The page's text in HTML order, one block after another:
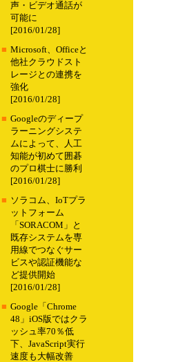
声・ビデオ通話が
可能に
[2016/01/28]
■ Microsoft、Officeと
他社クラウドスト
レージとの連携を
強化
[2016/01/28]
■ Googleのディープ
ラーニングシステ
ムによって、人工
知能が初めて囲碁
のプロ棋士に勝利
[2016/01/28]
■ ソラコム、IoTプラ
ットフォーム
「SORACOM」と
既存システムを専
用線でつなぐサー
ビスや認証機能な
ど提供開始
[2016/01/28]
■ Google「Chrome
48」iOS版ではクラ
ッシュ率70％低
下、JavaScript実行
速度も大幅改善